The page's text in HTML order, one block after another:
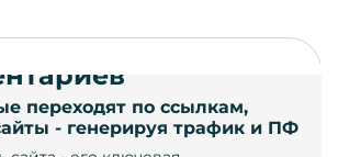
переходят по ссылкам,
- генерируя трафик и ПФ